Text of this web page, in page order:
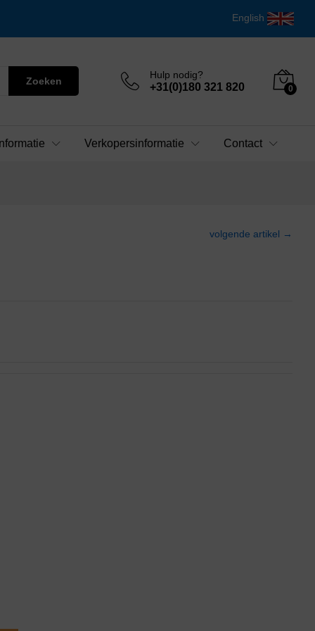
English
Zoeken
Hulp nodig?
+31(0)180 321 820 0
Verkopersinformatie Contact
volgende artikel →